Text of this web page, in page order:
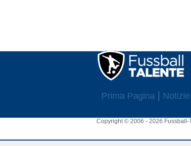
Prima Pagina Notizie
Copyright © 2006 - 2026 Fussball-